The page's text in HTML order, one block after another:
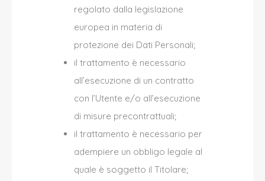
regolato dalla legislazione
europea in materia di
protezione dei Dati Personali;
il trattamento è necessario
all’esecuzione di un contratto
con l’Utente e/o all’esecuzione
di misure precontrattuali;
il trattamento è necessario per
adempiere un obbligo legale al
quale è soggetto il Titolare;